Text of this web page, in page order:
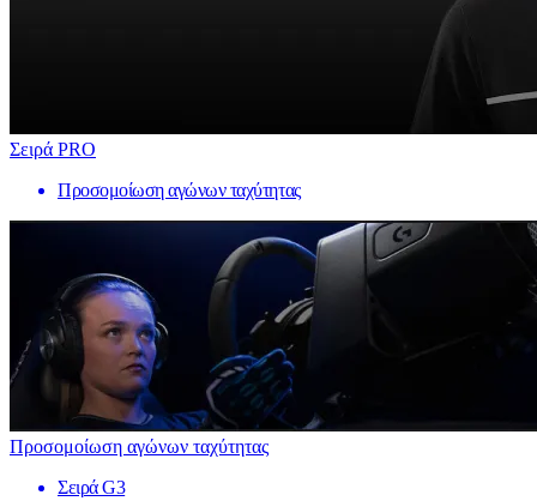
Σειρά PRO
Προσομοίωση αγώνων ταχύτητας
Προσομοίωση αγώνων ταχύτητας
Σειρά G3